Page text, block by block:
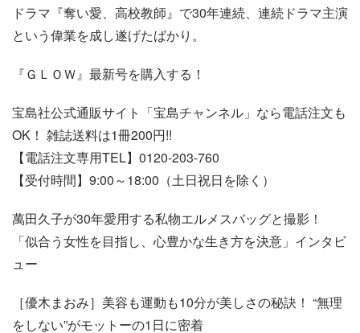
ドラマ『奪い愛、高校教師』で30年連続、連続ドラマ主演
という偉業を成し遂げたばかり。
『ＧＬＯＷ』最新号を購入する！
宝島社公式通販サイト「宝島チャンネル」なら電話注文も
OK！ 雑誌送料は1冊200円!!
【電話注文専用TEL】0120-203-760
【受付時間】9:00～18:00（土日祝日を除く）
萬田久子が30年愛用する私物エルメスバッグと撮影！
「似合う女性を目指し、心豊かな生き方を決意」インタビ
ュー
［優木まおみ］美容も運動も10分が美しさの秘訣！ “無理
をしない”がモットーの1日に密着